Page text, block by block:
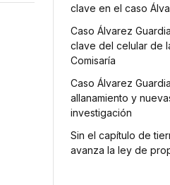
clave en el caso
Caso Álvarez
clave del celular de
Comisaría
Caso Álvarez
allanamiento y
investigación
Sin el capítulo de
avanza la ley de